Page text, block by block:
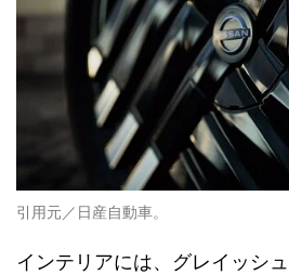
引用元／日産自動車。
インテリアには、グレイッシ